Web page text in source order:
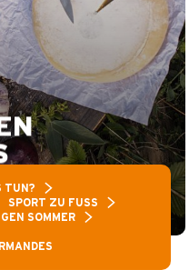
TUN?
SPORT ZU FUSS
SOMMER